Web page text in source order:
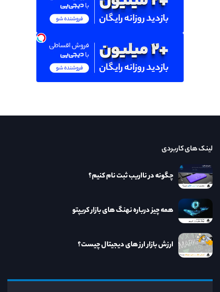
لینک های کاربردی
چگونه در نااریب ثبت نام کنیم؟
همه چیز درباره نهنگ های بازار کریپتو
ارزش بازار ارز های دیجیتال چیست؟